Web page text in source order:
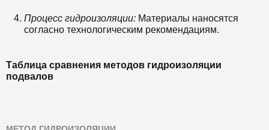
Процесс гидроизоляции: Материалы наносятся
согласно технологическим рекомендациям.
Таблица сравнения методов гидроизоляции
подвалов